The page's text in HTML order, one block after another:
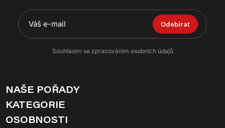
Odebírat
Souhlasím se zpracováním osobních údajů
NAŠE POŘADY
KATEGORIE
OSOBNOSTI